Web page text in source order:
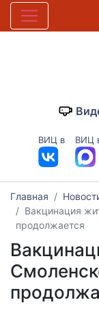
ВИЦ в ВИЦ
Главная
Вакцинация
продолжается